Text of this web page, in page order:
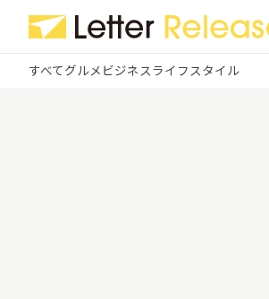
すべてグルメ ビジネス ライフスタイル